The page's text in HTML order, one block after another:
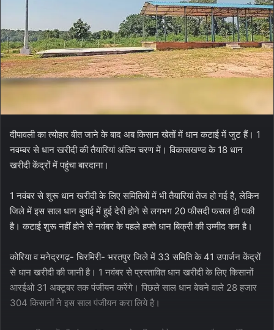
दीपावली का त्योहार बीत जाने के बाद अब किसान खेतों में धान कटाई में जुट हैं। 1
नवम्बर से धान खरीदी की तैयारियां अंतिम चरण में। विकासखण्ड के 18 धान
खरीदी केंद्रों में पहुंचा बारदाना।
1 नवंबर से शुरू धान खरीदी के लिए समितियों में भी तैयारियां तेज हो गई है, लेकिन
जिले में इस साल धान बुवाई में हुई देरी होने से लगभग 20 फीसदी फसल ही पकी
है। कटाई शुरू नहीं होने से नवंबर के पहले हफ्ते धान बिक्री की उम्मीद कम है।
कोरिया व मनेद्रगढ़- चिरमिरी- भरतपुर जिले में 33 समिति के 41 उपार्जन केंद्रों
से धान खरीदी की जानी है। 1 नवंबर से प्रस्तावित धान खरीदी के लिए किसानों
आरईओ 31 अक्टूबर तक पंजीयन करेंगे। पिछले साल धान बेचने वाले 28 हजार
304 किसानों ने इस साल पंजीयन करा लिये है।